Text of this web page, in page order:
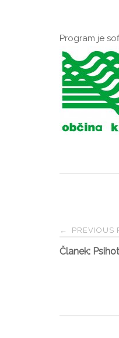
Program je
P
← PREVIOUS
Članek: